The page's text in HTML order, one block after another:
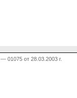
01075 от 28.03.2003 г.